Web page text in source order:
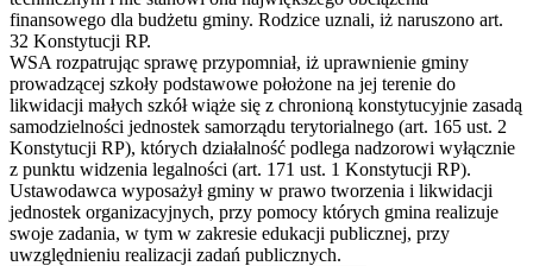
finansowego dla budżetu gminy. Rodzice uznali, iż naruszono art.
32 Konstytucji RP.
WSA rozpatrując sprawę przypomniał, iż uprawnienie gminy
prowadzącej szkoły podstawowe położone na jej terenie do
likwidacji małych szkół wiąże się z chronioną konstytucyjnie zasadą
samodzielności jednostek samorządu terytorialnego (art. 165 ust. 2
Konstytucji RP), których działalność podlega nadzorowi wyłącznie
z punktu widzenia legalności (art. 171 ust. 1 Konstytucji RP).
Ustawodawca wyposażył gminy w prawo tworzenia i likwidacji
jednostek organizacyjnych, przy pomocy których gmina realizuje
swoje zadania, w tym w zakresie edukacji publicznej, przy
uwzględnieniu realizacji zadań publicznych.